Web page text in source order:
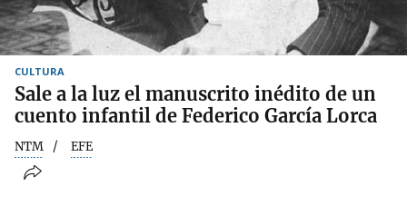
CULTURA
Sale a la luz el manuscrito inédito de un
cuento infantil de Federico García Lorca
NTM EFE